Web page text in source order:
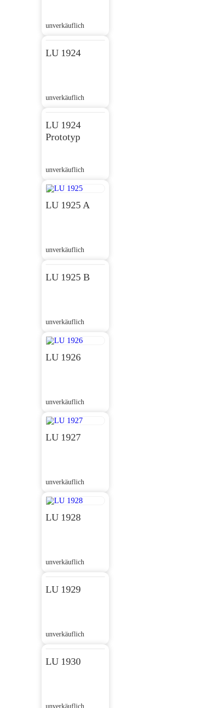
unverkäuflich
LU 1924
unverkäuflich
LU 1924
Prototyp
unverkäuflich
LU 1925 A
unverkäuflich
LU 1925 B
unverkäuflich
LU 1926
unverkäuflich
LU 1927
unverkäuflich
LU 1928
unverkäuflich
LU 1929
unverkäuflich
LU 1930
unverkäuflich